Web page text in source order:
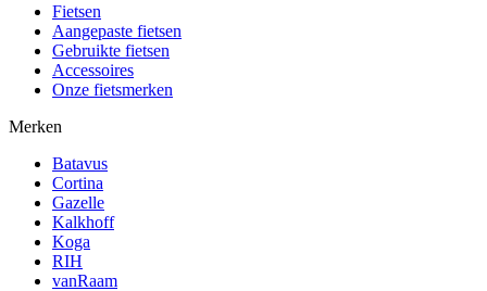
Fietsen
Aangepaste fietsen
Gebruikte fietsen
Accessoires
Onze fietsmerken
Merken
Batavus
Cortina
Gazelle
Kalkhoff
Koga
RIH
vanRaam